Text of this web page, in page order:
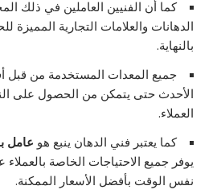
كما أن الفنيين العاملين في ذلك
الدهانات والعلامات التجارية المميزة
بالنهاية.
جميع المعدات المستخدمة من قبل
الأحدث حتى يتمكن من الحصول على
العملاء.
كما يعتبر فني الدهان ينبع هو عامل
يوفر جميع الاحتياجات الخاصة
نفس الوقت بأفضل الأسعار الممكنة.